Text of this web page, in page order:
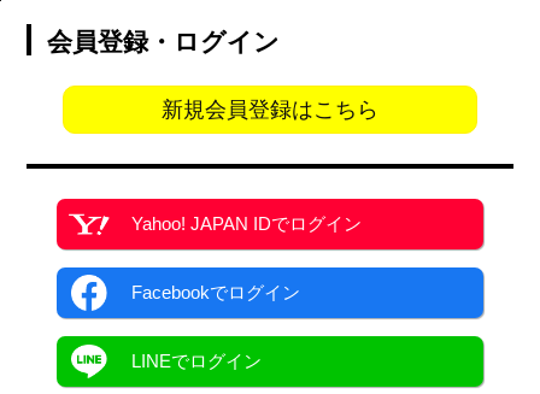
会員登録・ログイン
新規会員登録はこちら
Yahoo! JAPAN IDでログイン
Facebookでログイン
LINEでログイン